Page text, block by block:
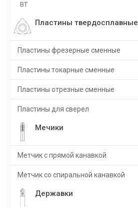
BT
Пластины твердосплавные
Пластины фрезерные сменные
Пластины токарные сменные
Пластины отрезные сменные
Пластины для сверел
Мечики
Метчик с прямой канавкой
Метчик со спиральной канавкой
Державки